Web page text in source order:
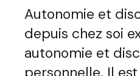
Autonomie et
depuis chez soi
autonomie et
personnelle. Il